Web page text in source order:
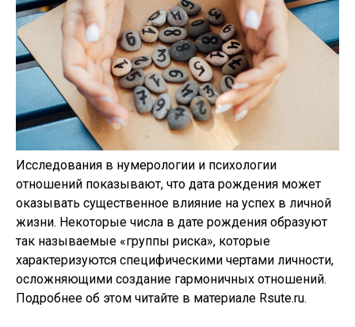
Исследования в нумерологии и психологии
отношений показывают, что дата рождения может
оказывать существенное влияние на успех в личной
жизни. Некоторые числа в дате рождения образуют
так называемые «группы риска», которые
характеризуются специфическими чертами личности,
осложняющими создание гармоничных отношений.
Подробнее об этом читайте в материале Rsute.ru.